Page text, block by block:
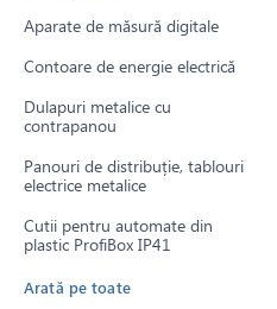
Aparate de măsură digitale
Contoare de energie electrică
Dulapuri metalice cu
contrapanou
Panouri de distribuție, tablouri
electrice metalice
Cutii pentru automate din
plastic ProfiBox IP41
Arată pe toate